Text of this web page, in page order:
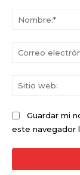
Guardar mi
este navegador